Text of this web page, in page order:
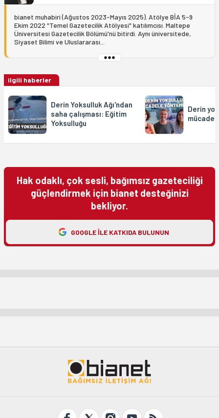
bianet muhabiri (Ağustos 2023-Mayıs 2025). Atölye BİA 5-9
Ekim 2022 "Temel Gazetecilik Atölyesi" katılımcısı. Maltepe
Üniversitesi Gazetecilik Bölümü'nü bitirdi. Aynı üniversitede,
Siyaset Bilimi ve Uluslararası...
ilgili haberler
Derin Yoksulluk Ağı'ndan
saha çalışması: Eğitim
Yoksulluğu
Derin
Hak odaklı, çok sesli, bağımsız gazeteciliği
güçlendirmek için bianet desteğinizi
bekliyor.
GOOGLE ILE KATKIDA BULUNUN